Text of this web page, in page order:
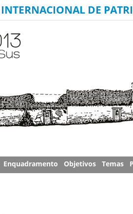
DE
Enquadramento Objetivos Temas